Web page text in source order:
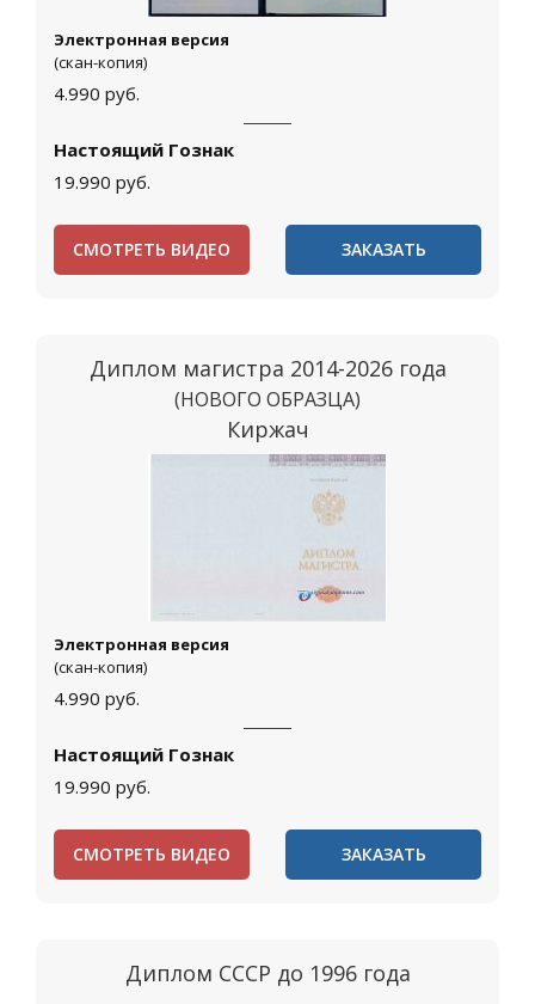
Электронная версия
(скан-копия)
4.990 руб.
Настоящий Гознак
19.990 руб.
СМОТРЕТЬ ВИДЕО ЗАКАЗАТЬ
Диплом магистра 2014-2026 года
(НОВОГО ОБРАЗЦА)
Киржач
Электронная версия
(скан-копия)
4.990 руб.
Настоящий Гознак
19.990 руб.
СМОТРЕТЬ ВИДЕО ЗАКАЗАТЬ
Диплом СССР до 1996 года